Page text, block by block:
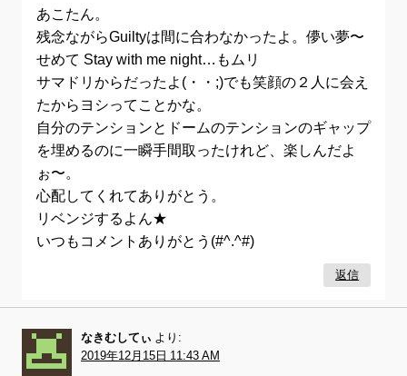
あこたん。
残念ながらGuiltyは間に合わなかったよ。儚い夢〜
せめて Stay with me night…もムリ
サマドリからだったよ(・・;)でも笑顔の２人に会え
たからヨシってことかな。
自分のテンションとドームのテンションのギャップ
を埋めるのに一瞬手間取ったけれど、楽しんだよ
ぉ〜。
心配してくれてありがとう。
リベンジするよん★
いつもコメントありがとう(#^.^#)
返信
なきむしてぃ より:
2019年12月15日 11:43 AM